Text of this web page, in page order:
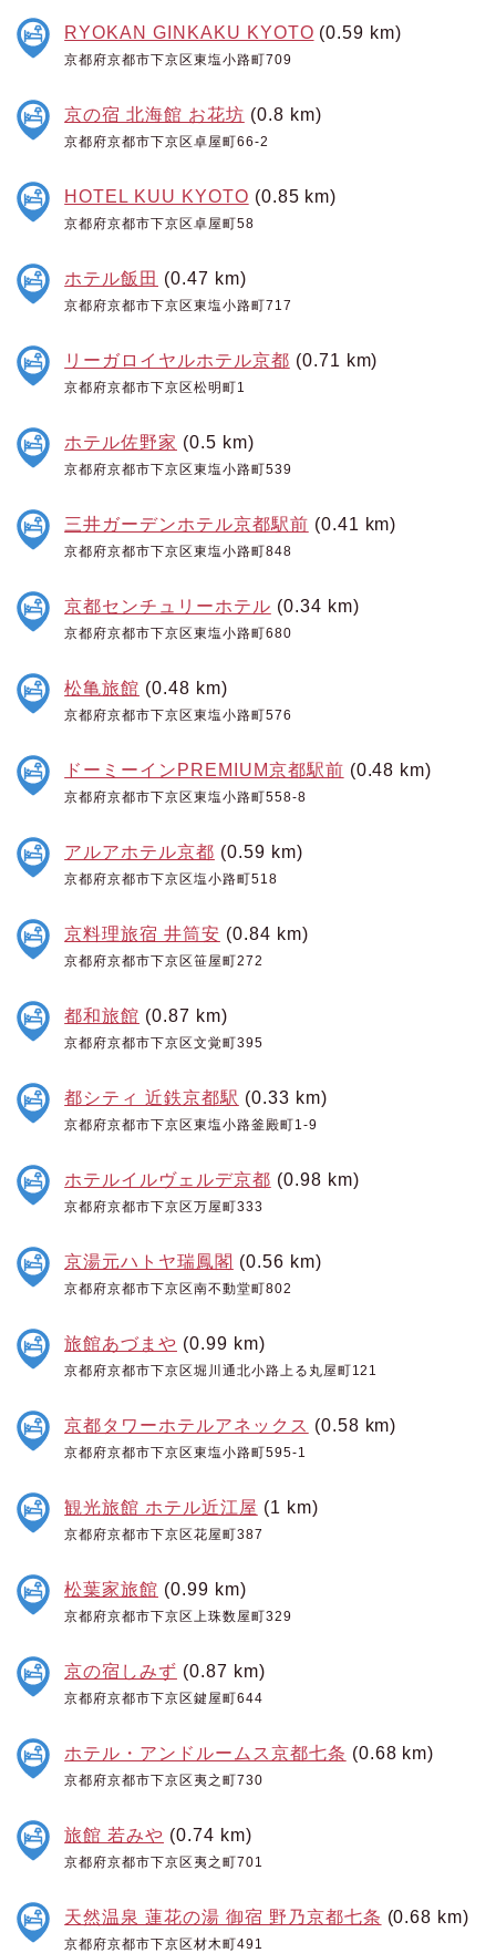
RYOKAN GINKAKU KYOTO (0.59 km)
京都府京都市下京区東塩小路町709
京の宿 北海館 お花坊 (0.8 km)
京都府京都市下京区卓屋町66-2
HOTEL KUU KYOTO (0.85 km)
京都府京都市下京区卓屋町58
ホテル飯田 (0.47 km)
京都府京都市下京区東塩小路町717
リーガロイヤルホテル京都 (0.71 km)
京都府京都市下京区松明町1
ホテル佐野家 (0.5 km)
京都府京都市下京区東塩小路町539
三井ガーデンホテル京都駅前 (0.41 km)
京都府京都市下京区東塩小路町848
京都センチュリーホテル (0.34 km)
京都府京都市下京区東塩小路町680
松亀旅館 (0.48 km)
京都府京都市下京区東塩小路町576
ドーミーインPREMIUM京都駅前 (0.48 km)
京都府京都市下京区東塩小路町558-8
アルアホテル京都 (0.59 km)
京都府京都市下京区塩小路町518
京料理旅宿 井筒安 (0.84 km)
京都府京都市下京区笹屋町272
都和旅館 (0.87 km)
京都府京都市下京区文覚町395
都シティ 近鉄京都駅 (0.33 km)
京都府京都市下京区東塩小路釜殿町1-9
ホテルイルヴェルデ京都 (0.98 km)
京都府京都市下京区万屋町333
京湯元ハトヤ瑞鳳閣 (0.56 km)
京都府京都市下京区南不動堂町802
旅館あづまや (0.99 km)
京都府京都市下京区堀川通北小路上る丸屋町121
京都タワーホテルアネックス (0.58 km)
京都府京都市下京区東塩小路町595-1
観光旅館 ホテル近江屋 (1 km)
京都府京都市下京区花屋町387
松葉家旅館 (0.99 km)
京都府京都市下京区上珠数屋町329
京の宿しみず (0.87 km)
京都府京都市下京区鍵屋町644
ホテル・アンドルームス京都七条 (0.68 km)
京都府京都市下京区夷之町730
旅館 若みや (0.74 km)
京都府京都市下京区夷之町701
天然温泉 蓮花の湯 御宿 野乃京都七条 (0.68 km)
京都府京都市下京区材木町491